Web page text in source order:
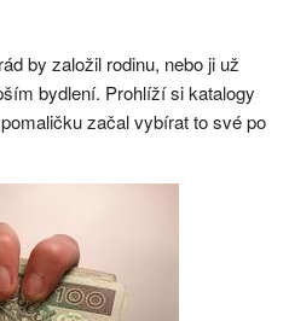
by založil rodinu, nebo ji už
bydlení. Prohlíží si katalogy
začal vybírat to své po